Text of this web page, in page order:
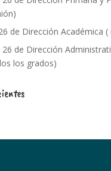
de Dirección Académica (
26 de Dirección
los grados)